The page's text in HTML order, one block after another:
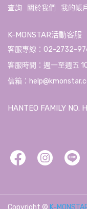
查詢 關於我們 我的帳
K-MONSTAR活動客服
客服專線：02-2732-
客服時間：週一至週五
信箱：
HANTEO FAMILY NO.